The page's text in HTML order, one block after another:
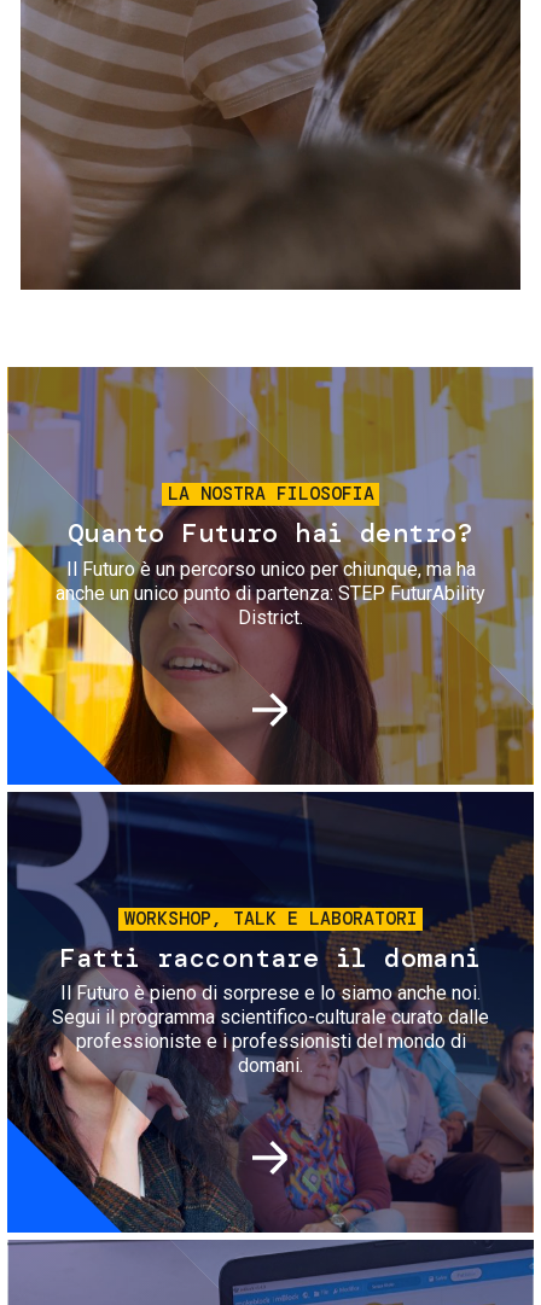
Servizi e accessibilità
Contatti
FAQ
Biglietti
Immagine
LA NOSTRA FILOSOFIA
Quanto Futuro hai dentro?
Il Futuro è un percorso unico per chiunque, ma ha
anche un unico punto di partenza: STEP FuturAbility
District.
Immagine
WORKSHOP, TALK E LABORATORI
Fatti raccontare il domani
Il Futuro è pieno di sorprese e lo siamo anche noi.
Segui il programma scientifico-culturale curato dalle
professioniste e i professionisti del mondo di
domani.
Immagine